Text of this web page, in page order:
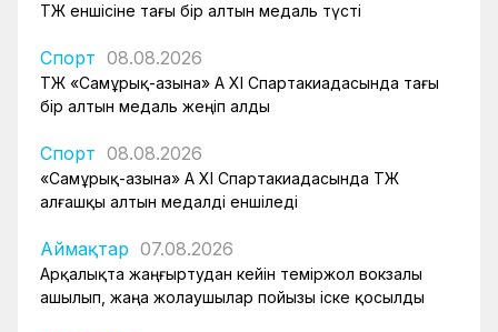
ҚТЖ еншісіне тағы бір алтын медаль түсті
Спорт 08.08.2026
ҚТЖ «Самұрық-Қазына» АҚ XI Спартакиадасында тағы
бір алтын медаль жеңіп алды
Спорт 08.08.2026
«Самұрық-Қазына» АҚ XI Спартакиадасында ҚТЖ
алғашқы алтын медалді еншіледі
Аймақтар 07.08.2026
Арқалықта жаңғыртудан кейін теміржол вокзалы
ашылып, жаңа жолаушылар пойызы іске қосылды